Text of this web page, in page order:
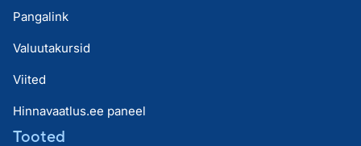
Pangalink
Valuutakursid
Viited
Hinnavaatlus.ee paneel
Tooted